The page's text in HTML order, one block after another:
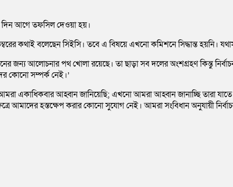
দিন আগে তফসিল দেওয়া হয়।
কথাই বলেছেন সিইসি। তবে এ বিষয়ে এখনো কমিশনে সিদ্ধান্ত হয়নি।
জন্য আলোচনার পথ খোলা রয়েছে। তা ছাড়া সব দলের অংশগ্রহণ কিন্তু
কোনো সম্পর্ক নেই।’
আহ্বান জানিয়েছি; এখনো আমরা আহ্বান জানাচ্ছি তারা যাতে
আমাদের হস্তক্ষেপ করার কোনো সুযোগ নেই। আমরা সংবিধান অনুযায়ী